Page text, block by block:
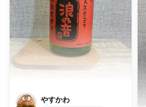
やすかわ